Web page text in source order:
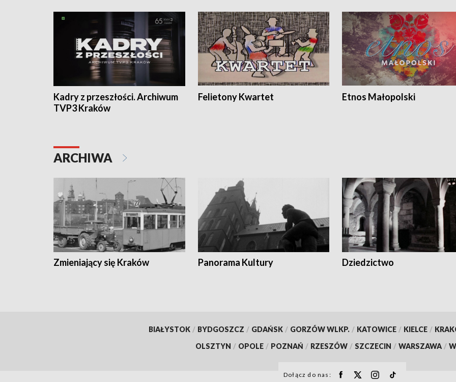
Kadry z przeszłości. Archiwum
TVP3 Kraków
Felietony Kwartet Etnos Małopolski
ARCHIWA
Zmieniający się Kraków Panorama Kultury Dziedzictwo
BIAŁYSTOK / BYDGOSZCZ / GDAŃSK / GORZÓW WLKP. / KATOWICE / KIELCE /
OLSZTYN / OPOLE / POZNAŃ / RZESZÓW / SZCZECIN / WARSZAWA /
Dołącz do nas: